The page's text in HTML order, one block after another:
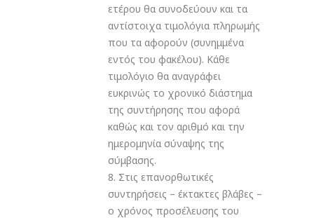
ετέρου θα συνοδεύουν και τα
αντίστοιχα τιμολόγια πληρωμής
που τα αφορούν (συνημμένα
εντός του φακέλου). Κάθε
τιμολόγιο θα αναγράφει
ευκρινώς το χρονικό διάστημα
της συντήρησης που αφορά
καθώς και τον αριθμό και την
ημερομηνία σύναψης της
σύμβασης.
8. Στις επανορθωτικές
συντηρήσεις – έκτακτες βλάβες –
ο χρόνος προσέλευσης του